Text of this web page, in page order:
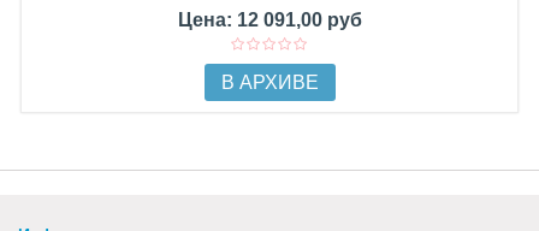
Цена: 12 091,00 руб
В АРХИВЕ